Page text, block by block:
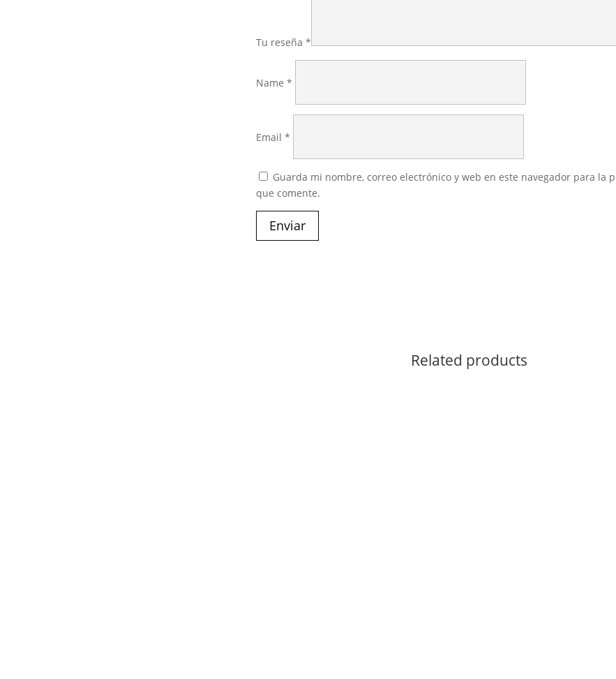
Tu reseña *
Name *
Email *
Guarda mi nombre, correo electrónico y web en este navegador para la
que comente.
Enviar
Related products